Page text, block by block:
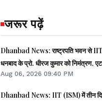
जरूर पढ़ें
Dhanbad News: राष्ट्रपति भवन से
धनबाद के प्रो. धीरज कुमार को निमंत्रण,
समारोह होंगे शामिल
Aug 06, 2026 09:40 PM
Dhanbad News: IIT (ISM) में तीन